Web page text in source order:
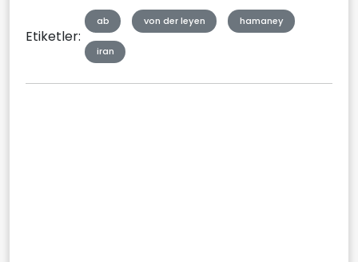
Etiketler:
ab von der leyen hamaney
iran